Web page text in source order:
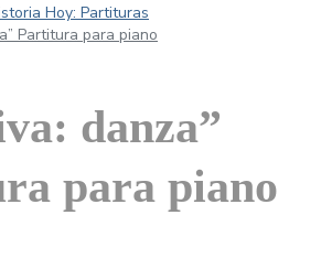
Hoy: Partituras
Partitura para piano
danza”
para piano